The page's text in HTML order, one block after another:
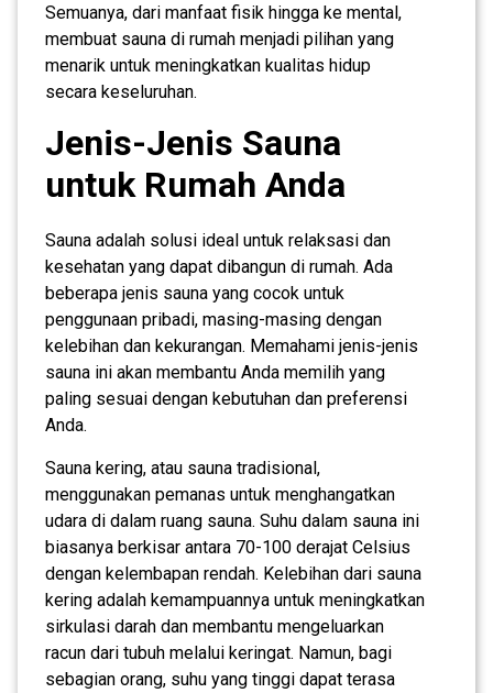
Semuanya, dari manfaat fisik hingga ke mental,
membuat sauna di rumah menjadi pilihan yang
menarik untuk meningkatkan kualitas hidup
secara keseluruhan.
Jenis-Jenis Sauna
untuk Rumah Anda
Sauna adalah solusi ideal untuk relaksasi dan
kesehatan yang dapat dibangun di rumah. Ada
beberapa jenis sauna yang cocok untuk
penggunaan pribadi, masing-masing dengan
kelebihan dan kekurangan. Memahami jenis-jenis
sauna ini akan membantu Anda memilih yang
paling sesuai dengan kebutuhan dan preferensi
Anda.
Sauna kering, atau sauna tradisional,
menggunakan pemanas untuk menghangatkan
udara di dalam ruang sauna. Suhu dalam sauna ini
biasanya berkisar antara 70-100 derajat Celsius
dengan kelembapan rendah. Kelebihan dari sauna
kering adalah kemampuannya untuk meningkatkan
sirkulasi darah dan membantu mengeluarkan
racun dari tubuh melalui keringat. Namun, bagi
sebagian orang, suhu yang tinggi dapat terasa